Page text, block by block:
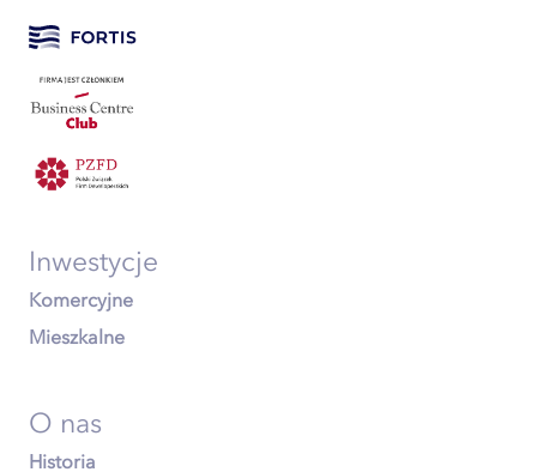
Inwestycje
Komercyjne
Mieszkalne
O nas
Historia